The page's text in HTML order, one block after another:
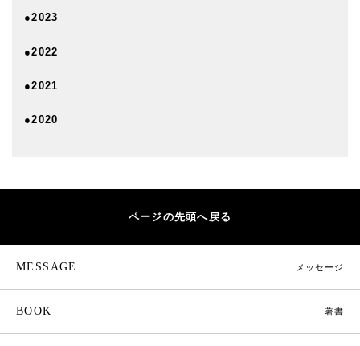
●2023
●2022
●2021
●2020
ページの先頭へ戻る
MESSAGE メッセージ
BOOK 著書